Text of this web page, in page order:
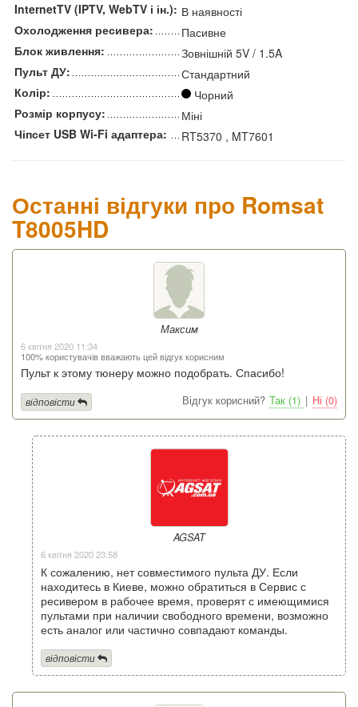
InternetTV (IPTV, WebTV і ін.): В наявності
Охолодження ресивера:
Пасивне
Блок живлення:
Зовнішній 5V / 1.5A
Пульт ДУ:
Стандартний
Колір:
Чорний
Розмір корпусу:
Міні
Чіпсет USB Wi-Fi адаптера:
RT5370 , MT7601
Останні відгуки про Romsat
T8005HD
Максим
6 квітня 2020 11:34
100% користувачів вважають цей відгук корисним
Пульт к этому тюнеру можно подобрать. Спасибо!
Відгук корисний? Так (1) | Ні (0)
відповісти
AGSAT
6 квітня 2020 23:58
К сожалению, нет совместимого пульта ДУ. Если
находитесь в Киеве, можно обратиться в Сервис с
ресивером в рабочее время, проверят с имеющимися
пультами при наличии свободного времени, возможно
есть аналог или частично совпадают команды.
відповісти